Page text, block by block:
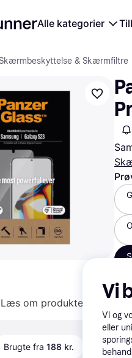
Alle kategorier
Skærmbeskyttelse & Skærmfiltre
Læs om produktet
Brugte fra 188 kr.
Vi
Vi og
eller